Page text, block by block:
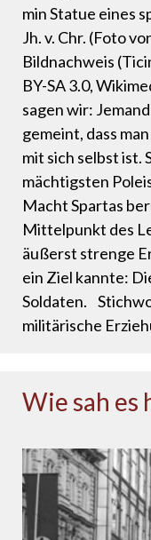
min Statue eines
Jh. v. Chr. (Foto
Bildnachweis
BY-SA 3.0,
sagen wir:
gemeint, dass
mit sich selbst ist.
mächtigsten
Macht Spartas
Mittelpunkt des
äußerst strenge
ein Ziel kannte:
Soldaten.
militärische
Wie sah es